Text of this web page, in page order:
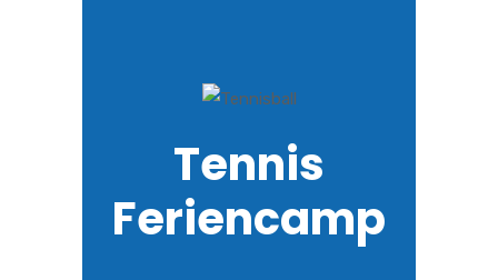
Tennis
Feriencamp